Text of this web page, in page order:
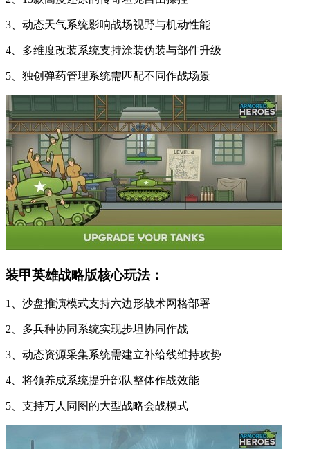
3、动态天气系统影响战场视野与机动性能
4、多维度改装系统支持涂装伪装与部件升级
5、独创弹药管理系统需匹配不同作战场景
装甲英雄战略版核心玩法：
1、沙盘推演模式支持六边形战术网格部署
2、多兵种协同系统实现步坦协同作战
3、动态资源采集系统需建立补给线维持攻势
4、将领养成系统提升部队整体作战效能
5、支持万人同图的大型战略会战模式